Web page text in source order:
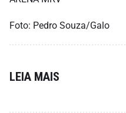
Foto: Pedro Souza/Galo
LEIA MAIS